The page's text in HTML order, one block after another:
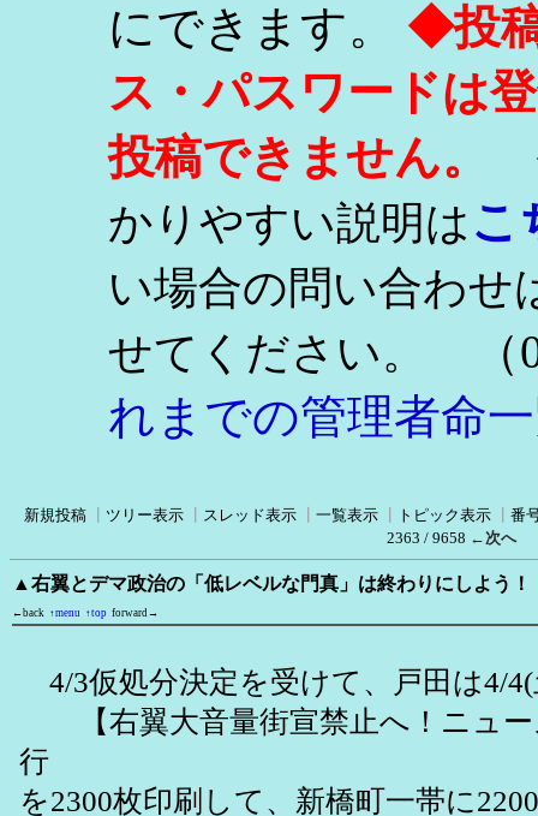
にできます。 ◆投
ス・パスワードは
投稿できません。
かりやすい説明はこ
い場合の問い合わせ
せてください。
（
れまでの管理者命
新規投稿 ツリー表示 スレッド表示 一覧表示 トピック表示
番
2363 / 9658 ←次へ
▲右翼とデマ政治の「低レベルな門真」は終わりにしよう
←back ↑menu ↑top forward→
4/3仮処分決定を受けて、戸田は4/
【右翼大音量街宣禁止へ！ニュー
行
を2300枚印刷して、新橋町一帯に